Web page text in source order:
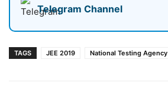
Telegram Channel
TAGS JEE 2019 National Testing Agency